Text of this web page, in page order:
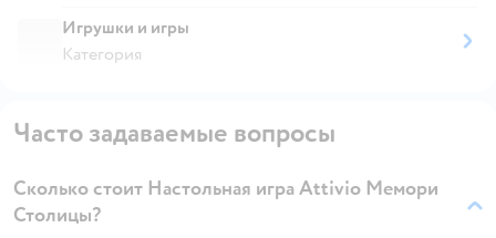
Игрушки и игры
Категория
Часто задаваемые вопросы
Сколько стоит Настольная игра Attivio Мемори
Столицы?